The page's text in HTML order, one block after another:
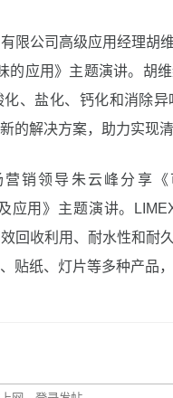
限公司高级应用经理胡
的应用》主题演讲。胡
、盐化、钙化和消除
的解决方案，助力实现
销领导朱云峰分享
应用》主题演讲。
回收利用、耐水性和耐
贴纸、灯片等多种产品